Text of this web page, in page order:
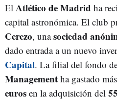
El Atlético de Madrid ha
capital astronómica. El club
Cerezo, unasociedad
dado entrada a un nuevo
Capital. La filial del fondo
Management ha gastado
euros en la adquisición del